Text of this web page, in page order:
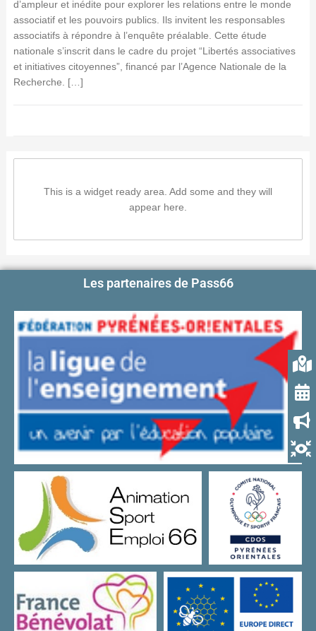
d’ampleur et inédite pour explorer les relations entre le monde
associatif et les pouvoirs publics. Ils invitent les responsables
associatifs à répondre à l’enquête préalable. Cette étude
nationale s’inscrit dans le cadre du projet “Libertés associatives
et initiatives citoyennes”, financé par l’Agence Nationale de la
Recherche. […]
This is a widget ready area. Add some and they will
appear here.
Les partenaires de Pass66